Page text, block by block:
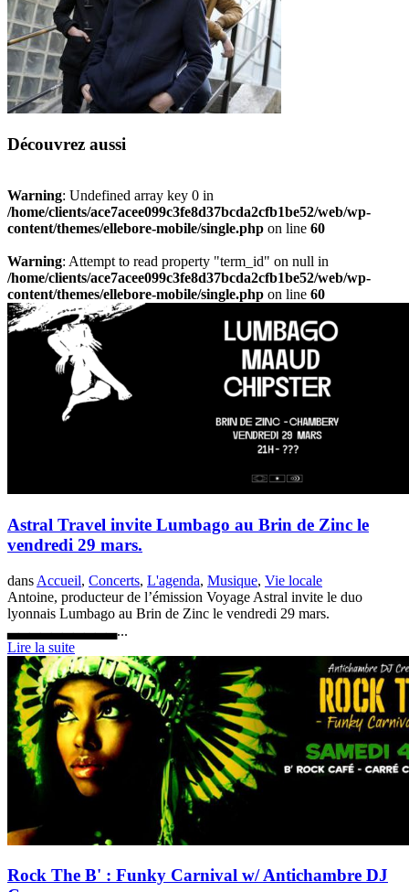
Découvrez aussi
Warning: Undefined array key 0 in
/home/clients/ace7acee099c3fe8d37bcda2cfb1be52/web/wp-
content/themes/ellebore-mobile/single.php on line 60
Warning: Attempt to read property "term_id" on null in
/home/clients/ace7acee099c3fe8d37bcda2cfb1be52/web/wp-
content/themes/ellebore-mobile/single.php on line 60
Astral Travel invite Lumbago au Brin de Zinc le
vendredi 29 mars.
dans Accueil, Concerts, L'agenda, Musique, Vie locale
Antoine, producteur de l’émission Voyage Astral invite le duo
lyonnais Lumbago au Brin de Zinc le vendredi 29 mars.
▃▃▃▃▃▃▃▃▃▃...
Lire la suite
Rock The B' : Funky Carnival w/ Antichambre DJ